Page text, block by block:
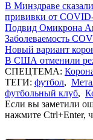
В Минздраве
прививки от
Подвид Омикрона
Заболеваемость
Новый вариант
В США отменили
СПЕЦТЕМА:
ТЕГИ: футбол,
футбольный клуб,
Если вы заметили
нажмите Ctrl+Enter,